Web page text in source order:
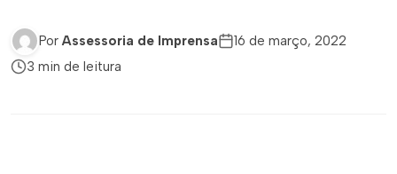
Por Assessoria de Imprensa
16 de março, 2022
3 min de leitura